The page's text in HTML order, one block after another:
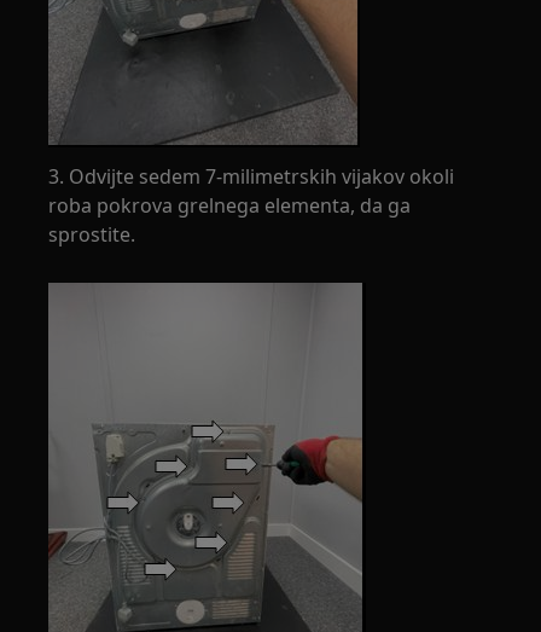
3. Odvijte sedem 7-milimetrskih vijakov okoli
roba pokrova grelnega elementa, da ga
sprostite.